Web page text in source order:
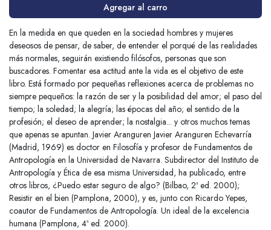
Agregar al carro
En la medida en que queden en la sociedad hombres y mujeres
deseosos de pensar, de saber, de entender el porqué de las realidades
más normales, seguirán existiendo filósofos, personas que son
buscadores. Fomentar esa actitud ante la vida es el objetivo de este
libro. Está formado por pequeñas reflexiones acerca de problemas no
siempre pequeños: la razón de ser y la posibilidad del amor; el paso del
tiempo; la soledad; la alegría; las épocas del año; el sentido de la
profesión; el deseo de aprender; la nostalgia... y otros muchos temas
que apenas se apuntan. Javier Aranguren Javier Aranguren Echevarría
(Madrid, 1969) es doctor en Filosofía y profesor de Fundamentos de
Antropología en la Universidad de Navarra. Subdirector del Instituto de
Antropología y Ética de esa misma Universidad, ha publicado, entre
otros libros, ¿Puedo estar seguro de algo? (Bilbao, 2ª ed. 2000);
Resistir en el bien (Pamplona, 2000), y es, junto con Ricardo Yepes,
coautor de Fundamentos de Antropología. Un ideal de la excelencia
humana (Pamplona, 4ª ed. 2000).